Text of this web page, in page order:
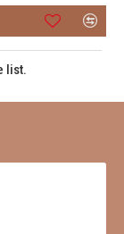
list.